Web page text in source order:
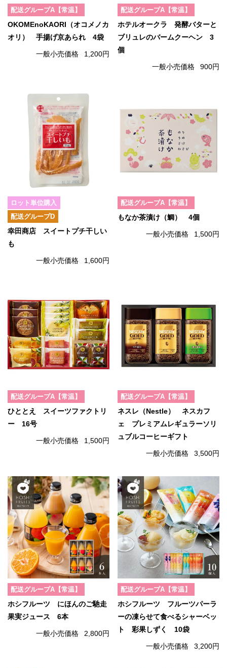
配送グループA【常温】
OKOMEnoKAORI（オコメノカ
オリ） 手揚げ京あられ 4袋
一般小売価格 1,200円
配送グループA【常温】
ホテルオークラ 発酵バターと
ブリュレのバームクーヘン 3
個
一般小売価格 900円
ロット単位購入
配送グループD
幸田商店 スイートプチ干しい
も
一般小売価格 1,600円
配送グループA【常温】
もなか茶漬け（鯛） 4個
一般小売価格 1,500円
配送グループA【常温】
ひととえ スイーツファクトリ
ー 16号
一般小売価格 1,500円
配送グループA【常温】
ネスレ（Nestle） ネスカフ
ェ プレミアムレギュラーソリ
ュブルコーヒーギフト
一般小売価格 3,500円
配送グループA【常温】
ホシフルーツ にほんのご馳走
果実ジュース 6本
一般小売価格 2,800円
配送グループA【常温】
ホシフルーツ フルーツパーラ
ーの凍らせて食べるシャーベッ
ト 彩果しずく 10袋
一般小売価格 3,200円